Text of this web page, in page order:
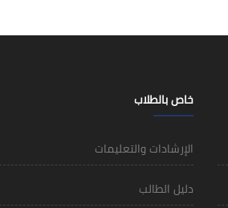
خاص بالطلاب
الإرشادات والتعليمات
دليل الطالب